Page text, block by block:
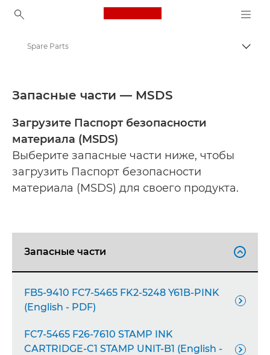
Canon Logo, back to
Safety data sheets
Spare Parts
Запасные части — MSDS
Загрузите Паспорт безопасности
материала (MSDS)
Выберите запасные части ниже, чтобы
загрузить Паспорт безопасности
материала (MSDS) для своего продукта.
Запасные части 
FB5-9410 FC7-5465 FK2-5248 Y61B-PINK
(English - PDF)

FC7-5465 F26-7610 STAMP INK
CARTRIDGE-C1 STAMP UNIT-B1 (English -
